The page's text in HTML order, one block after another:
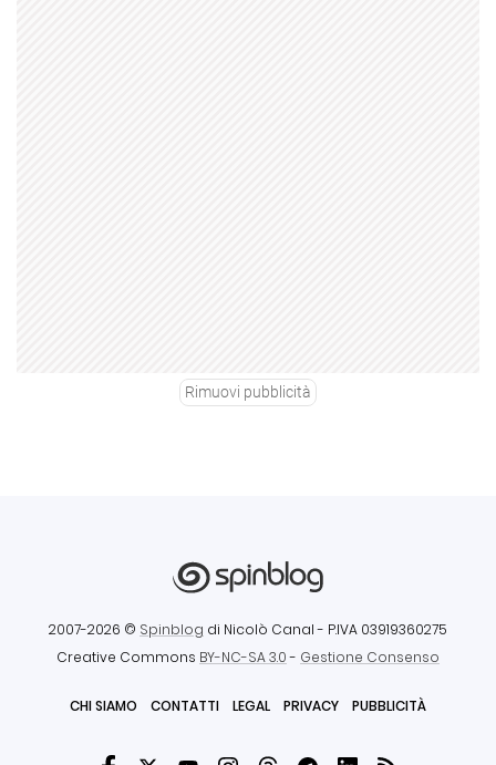
Rimuovi pubblicità
2007-2026 © Spinblog di Nicolò Canal - P.IVA 03919360275
Creative Commons BY-NC-SA 3.0- Gestione Consenso
CHI SIAMO CONTATTI LEGAL PRIVACY PUBBLICITÀ